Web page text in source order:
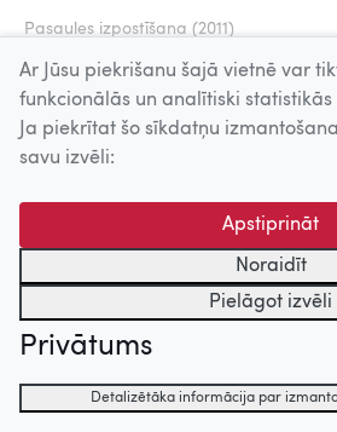
Pasaules izpostīšana (2011)
kinofotofonodokumentu arhīvs.
Ar Jūsu piekrišanu šajā vietnē var
funkcionālās un analītiski statistikās
Ja piekrītat šo sīkdatņu
savu izvēli:
Apstiprināt
Noraidīt
Pielāgot izvēli
Privātums
Detalizētāka informācija par